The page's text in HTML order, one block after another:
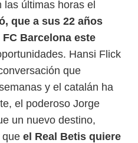
últimas horas el
que a sus 22 años
Barcelona este
Hansi Flick
que
y el catalán ha
el poderoso Jorge
un nuevo destino,
que el Real Betis quiere